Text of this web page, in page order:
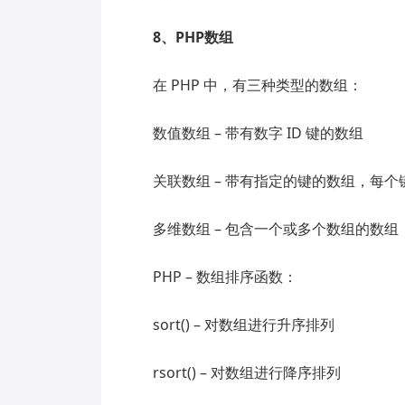
8、PHP数组
在 PHP 中，有三种类型的数组：
数值数组 – 带有数字 ID 键的数组
关联数组 – 带有指定的键的数组，每个
多维数组 – 包含一个或多个数组的数组
PHP – 数组排序函数：
sort() – 对数组进行升序排列
rsort() – 对数组进行降序排列